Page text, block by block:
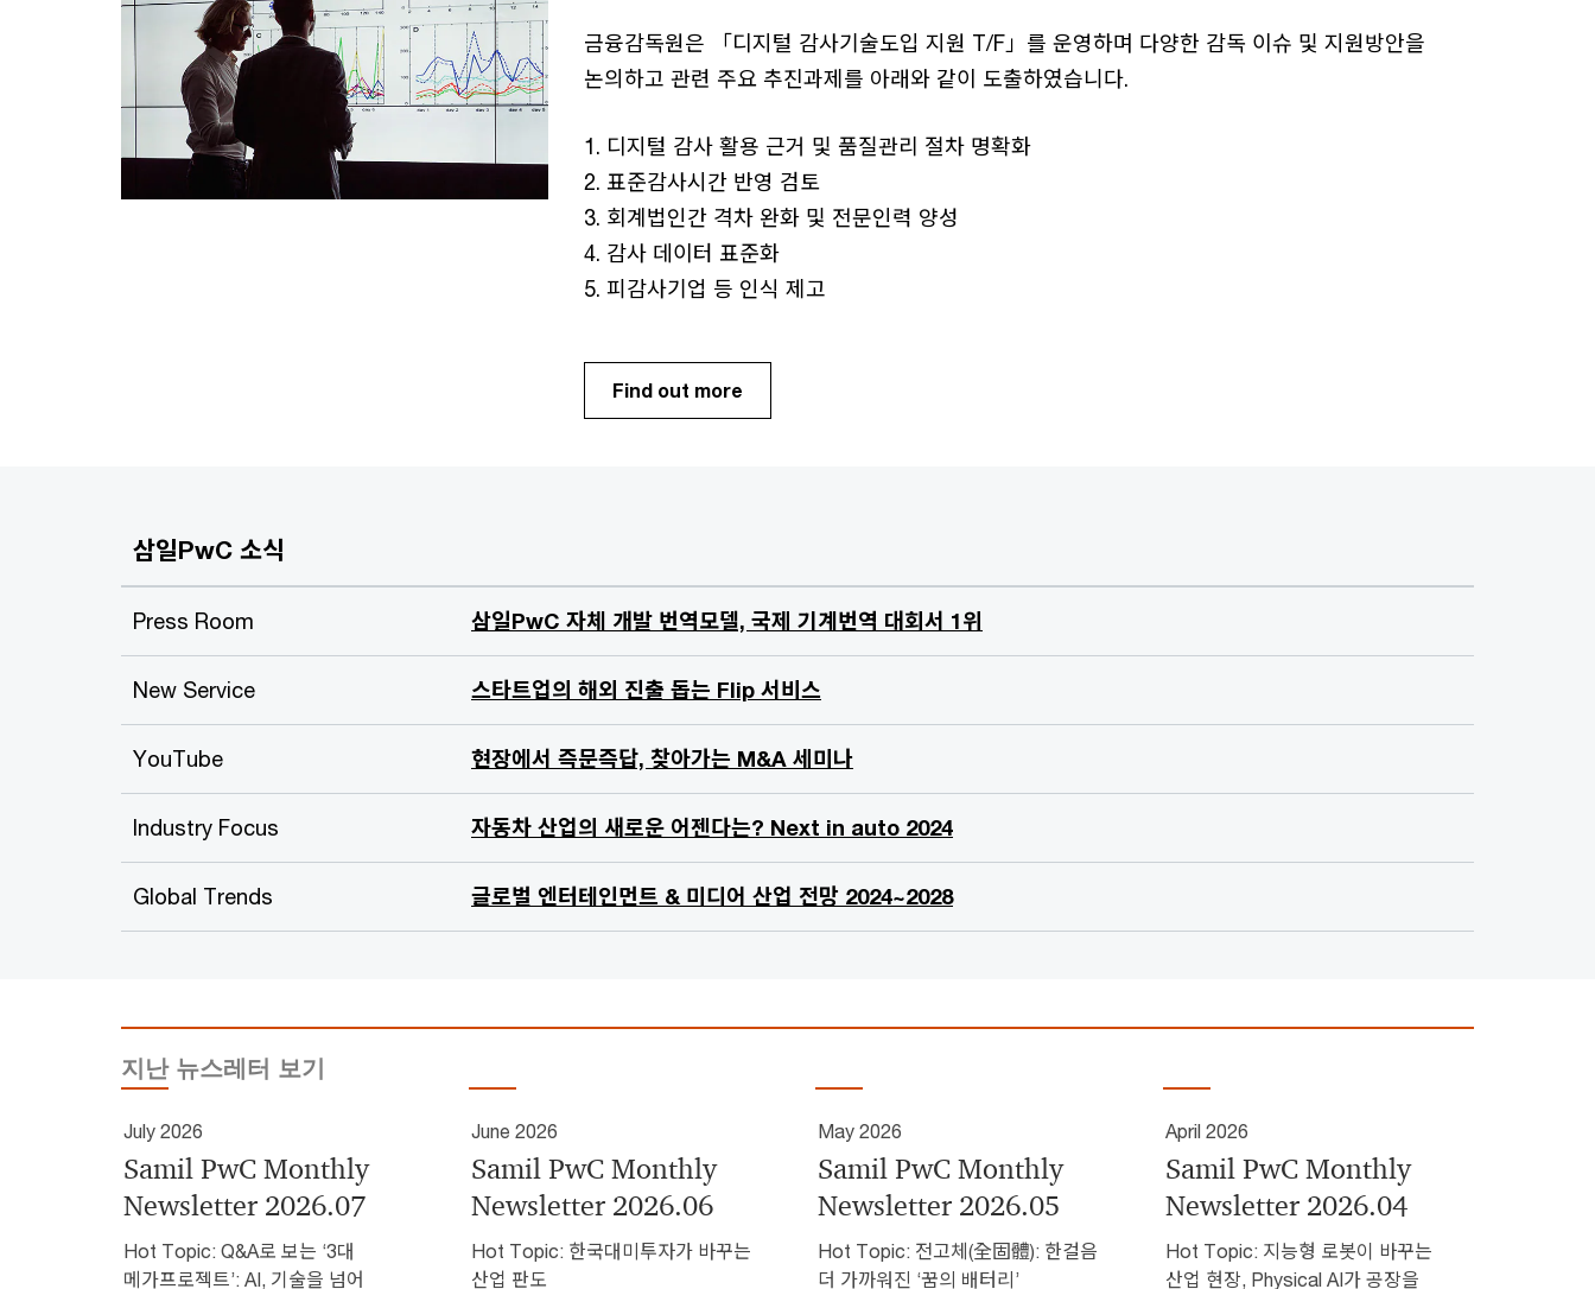
금융감독원은 「디지털 감사기술도입 지원 T/F」를 운영하며 다양한 감독 이슈 및 지원방안을
논의하고 관련 주요 추진과제를 아래와 같이 도출하였습니다.
1. 디지털 감사 활용 근거 및 품질관리 절차 명확화
2. 표준감사시간 반영 검토
3. 회계법인간 격차 완화 및 전문인력 양성
4. 감사 데이터 표준화
5. 피감사기업 등 인식 제고
Find out more
삼일PwC 소식
Press Room 삼일PwC 자체 개발 번역모델, 국제 기계번역 대회서 1위
New Service 스타트업의 해외 진출 돕는 Flip 서비스
YouTube 현장에서 즉문즉답, 찾아가는 M&A 세미나
Industry Focus 자동차 산업의 새로운 어젠다는? Next in auto 2024
Global Trends 글로벌 엔터테인먼트 & 미디어 산업 전망 2024~2028
지난 뉴스레터 보기
July 2026
Samil PwC Monthly
Newsletter 2026.07
Hot Topic: Q&A로 보는 ‘3대
메가프로젝트’: AI, 기술을 넘어
June 2026
Samil PwC Monthly
Newsletter 2026.06
Hot Topic: 한국대미투자가 바꾸는
산업 판도
May 2026
Samil PwC Monthly
Newsletter 2026.05
Hot Topic: 전고체(全固體): 한걸음
더 가까워진 ‘꿈의 배터리’
April 2026
Samil PwC Monthly
Newsletter 2026.04
Hot Topic: 지능형 로봇이 바꾸는
산업 현장, Physical AI가 공장을